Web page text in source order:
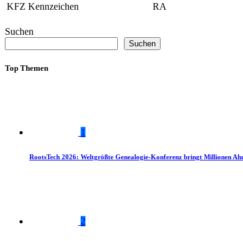
KFZ Kennzeichen
RA
Suchen
Suchen
Top Themen
1
RootsTech 2026: Weltgrößte Genealogie-Konferenz bringt Millionen
2